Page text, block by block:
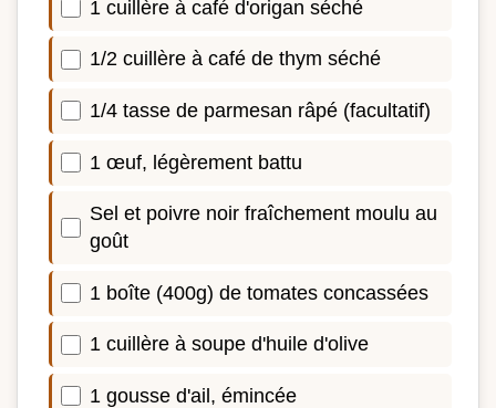
1 cuillère à café d'origan séché
1/2 cuillère à café de thym séché
1/4 tasse de parmesan râpé (facultatif)
1 œuf, légèrement battu
Sel et poivre noir fraîchement moulu au
goût
1 boîte (400g) de tomates concassées
1 cuillère à soupe d'huile d'olive
1 gousse d'ail, émincée